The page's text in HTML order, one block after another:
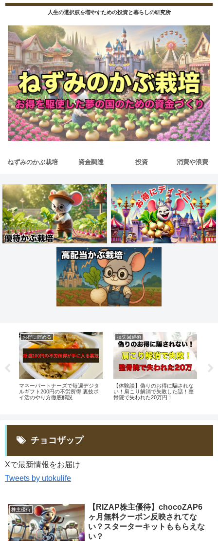
人生の選択肢を増やすための投資と暮らしの研究所
ねずみのかぶ栽培 資金調達 投資 消費や浪費
お得に貯める
マネーパートナーズで毎週デジタ
ルギフト200円の不労所得 裏技ポ
イ活のやり方徹底解説
損失回避術
【体験談】偽りのお得に騙されな
い！肩こり解消で失敗した話！整
骨院で失われた20万円！
チョコザップ
Xで最新情報をお届け
Tweets by utokulife
株主優待
【RIZAP株主優待】chocoZAP6
ヶ月無料クーポン反映されてな
い？スターターキットももらえな
い？